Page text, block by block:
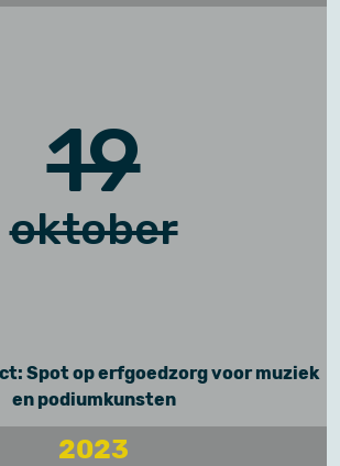
19
oktober
Spot op erfgoedzorg voor muziek
en podiumkunsten
2023